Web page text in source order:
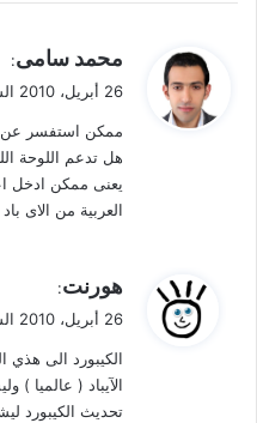
ق
ل
محمد سامى:
26 أبريل، 2010 الساعة 2:02 ص
ممكن استفسر عن
هل تدعم اللوحة
يعنى ممكن ادخل
العربية من الاى
ي
ق
ل
هورنت:
26 أبريل، 2010 الساعة 2:38 م
الكيبورد الى هذي
الآيباد ( عالميا
تحديث الكيبورد